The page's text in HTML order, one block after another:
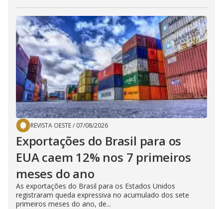
REVISTA OESTE/ 07/08/2026
Exportações do Brasil para os
EUA caem 12% nos 7 primeiros
meses do ano
As exportações do Brasil para os Estados Unidos
registraram queda expressiva no acumulado dos sete
primeiros meses do ano, de...